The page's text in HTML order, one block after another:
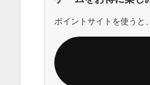
ポイントサイトを使うと